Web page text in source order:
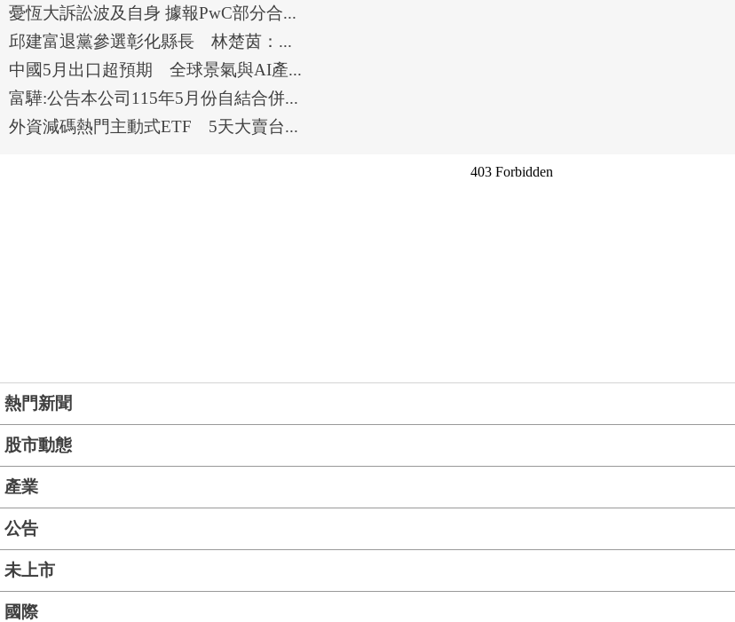
憂恆大訴訟波及自身 據報PwC部分合...
邱建富退黨參選彰化縣長 林楚茵：...
中國5月出口超預期 全球景氣與AI產...
富驊:公告本公司115年5月份自結合併...
外資減碼熱門主動式ETF 5天大賣台...
熱門新聞
股市動態
產業
公告
未上市
國際